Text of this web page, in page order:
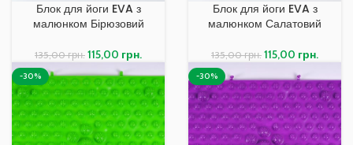
Блок для йоги EVA з
малюнком Бірюзовий
135,00грн. 115,00 грн.
Блок для йоги EVA з
малюнком Салатовий
135,00грн. 115,00 грн.
-30% -30%